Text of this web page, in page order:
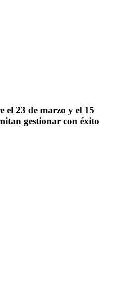
23 de marzo y el 15
gestionar con éxito